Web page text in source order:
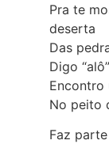
Pra te
deserta
Das
Digo
Encontro
No peito
Faz